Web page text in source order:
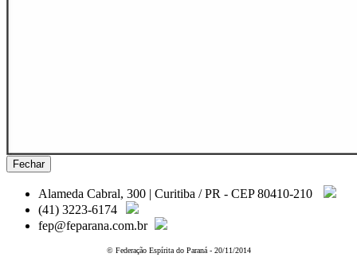
Fechar
Alameda Cabral, 300 | Curitiba / PR - CEP 80410-210
(41) 3223-6174
fep@feparana.com.br
© Federação Espírita do Paraná - 20/11/2014